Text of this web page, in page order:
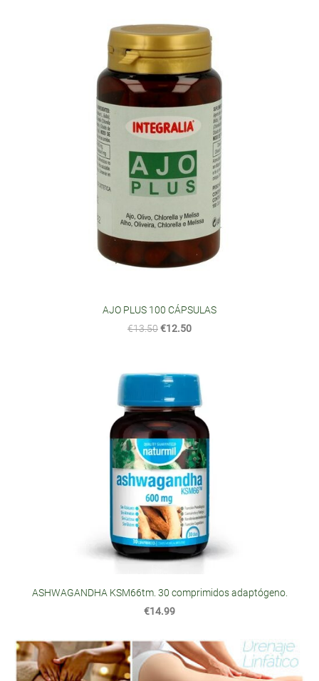
AJO PLUS 100 CÁPSULAS
€13.50€12.50
ASHWAGANDHA KSM66tm. 30 comprimidos adaptógeno.
€14.99